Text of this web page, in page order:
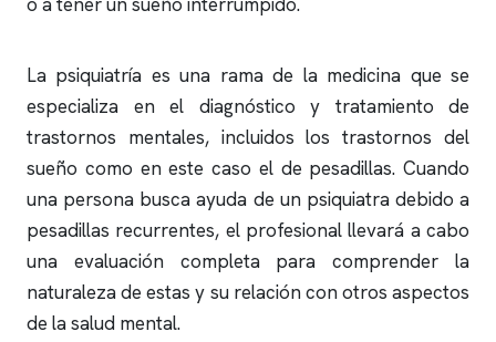
La psiquiatría es una rama de la medicina que se
especializa en el diagnóstico y tratamiento de
trastornos mentales, incluidos los trastornos del
sueño como en este caso el de pesadillas. Cuando
una persona busca ayuda de un psiquiatra debido a
pesadillas recurrentes, el profesional llevará a cabo
una evaluación completa para comprender la
naturaleza de estas y su relación con otros aspectos
de la salud mental.